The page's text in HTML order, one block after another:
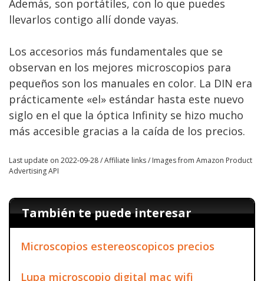
Además, son portátiles, con lo que puedes
llevarlos contigo allí donde vayas.
Los accesorios más fundamentales que se
observan en los mejores microscopios para
pequeños son los manuales en color. La DIN era
prácticamente «el» estándar hasta este nuevo
siglo en el que la óptica Infinity se hizo mucho
más accesible gracias a la caída de los precios.
Last update on 2022-09-28 / Affiliate links / Images from Amazon Product
Advertising API
También te puede interesar
Microscopios estereoscopicos precios
Lupa microscopio digital mac wifi